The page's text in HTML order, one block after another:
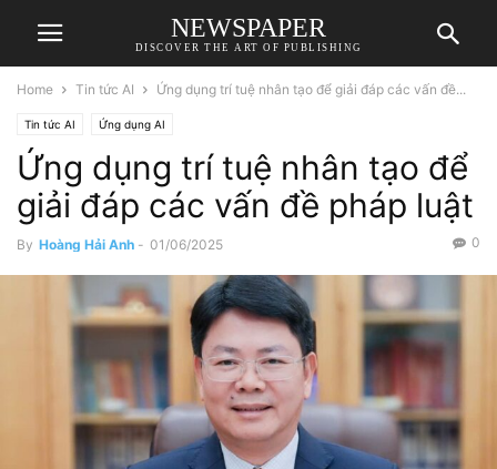
NEWSPAPER
DISCOVER THE ART OF PUBLISHING
Home Tin tức AI Ứng dụng trí tuệ nhân tạo để giải đáp các vấn đề...
Tin tức AI Ứng dụng AI
Ứng dụng trí tuệ nhân tạo để
giải đáp các vấn đề pháp luật
By Hoàng Hải Anh - 01/06/2025 0